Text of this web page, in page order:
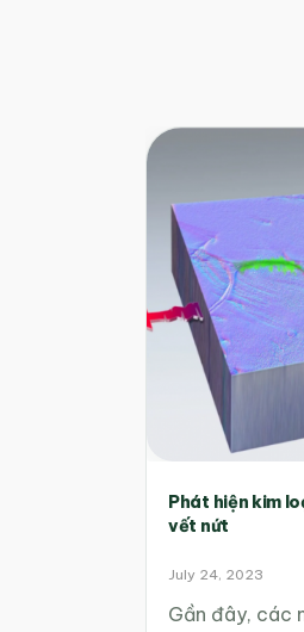
Phát hiện kim
vết nứt
July 24, 2023
Gần đây, các